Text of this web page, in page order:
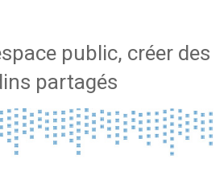
public, créer des
partagés